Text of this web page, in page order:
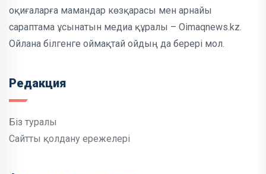
оқиғаларға мамандар көзқарасы мен арнайы
сараптама ұсынатын медиа құралы – Oimaqnews.kz.
Ойлана білгенге оймақтай ойдың да берері мол.
Редакция
Біз туралы
Сайтты қолдану ережелері